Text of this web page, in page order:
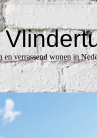
verrassend wonen in